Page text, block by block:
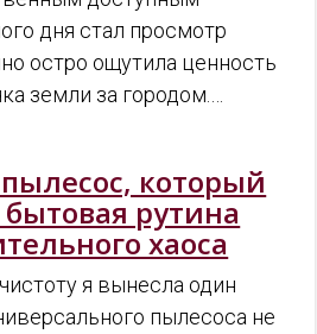
дня стал просмотр
остро ощутила ценность
земли за городом.…
который
рутина
хаоса
я вынесла один
пылесоса не